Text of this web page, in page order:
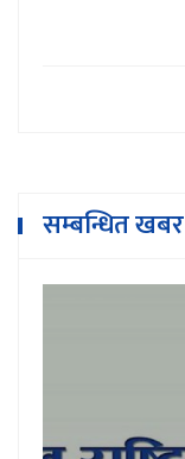
सम्बन्धित खबर